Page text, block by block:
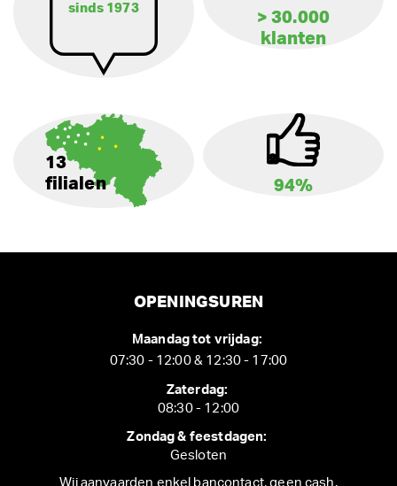
sinds 1973
> 30.000
klanten
13
filialen
94%
OPENINGSUREN
Maandag tot vrijdag:
07:30 - 12:00 & 12:30 - 17:00
Zaterdag:
08:30 - 12:00
Zondag & feestdagen:
Gesloten
Wij aanvaarden enkel bancontact, geen cash.